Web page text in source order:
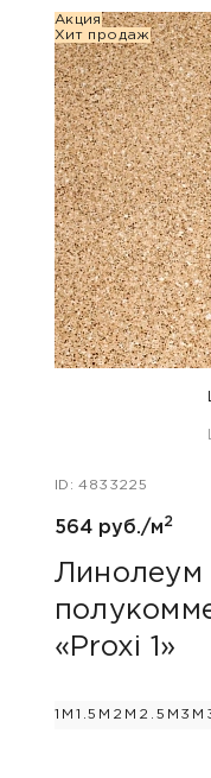
Акция
Хит продаж
ID: 4833225
564 руб./м2
Линолеум
«Proxi 1»
1М 1.5М 2М 2.5М 3М